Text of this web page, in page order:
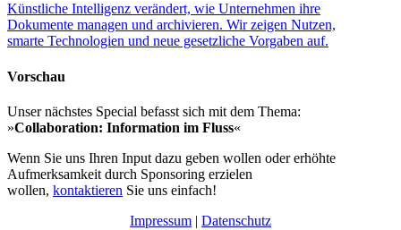
Künstliche Intelligenz verändert, wie Unternehmen ihre
Dokumente managen und archivieren. Wir zeigen Nutzen,
smarte Technologien und neue gesetzliche Vorgaben auf.
Vorschau
Unser nächstes Special befasst sich mit dem Thema:
»Collaboration: Information im Fluss«
Wenn Sie uns Ihren Input dazu geben wollen oder erhöhte
Aufmerksamkeit durch Sponsoring erzielen
wollen, kontaktieren Sie uns einfach!
Impressum | Datenschutz